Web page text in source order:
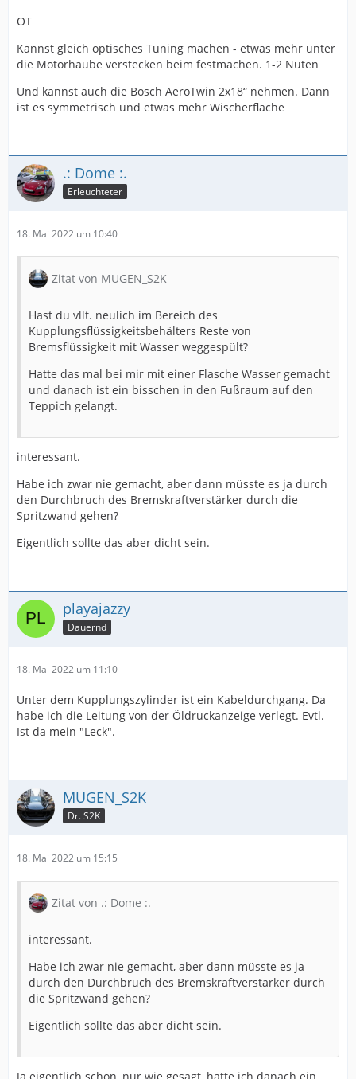
OT
Kannst gleich optisches Tuning machen - etwas mehr unter
die Motorhaube verstecken beim festmachen. 1-2 Nuten
Und kannst auch die Bosch AeroTwin 2x18“ nehmen. Dann
ist es symmetrisch und etwas mehr Wischerfläche
.: Dome :.
Erleuchteter
18. Mai 2022 um 10:40
Zitat von MUGEN_S2K
Hast du vllt. neulich im Bereich des
Kupplungsflüssigkeitsbehälters Reste von
Bremsflüssigkeit mit Wasser weggespült?
Hatte das mal bei mir mit einer Flasche Wasser gemacht
und danach ist ein bisschen in den Fußraum auf den
Teppich gelangt.
interessant.
Habe ich zwar nie gemacht, aber dann müsste es ja durch
den Durchbruch des Bremskraftverstärker durch die
Spritzwand gehen?
Eigentlich sollte das aber dicht sein.
playajazzy
Dauernd
18. Mai 2022 um 11:10
Unter dem Kupplungszylinder ist ein Kabeldurchgang. Da
habe ich die Leitung von der Öldruckanzeige verlegt. Evtl.
Ist da mein "Leck".
MUGEN_S2K
Dr. S2K
18. Mai 2022 um 15:15
Zitat von .: Dome :.
interessant.
Habe ich zwar nie gemacht, aber dann müsste es ja
durch den Durchbruch des Bremskraftverstärker durch
die Spritzwand gehen?
Eigentlich sollte das aber dicht sein.